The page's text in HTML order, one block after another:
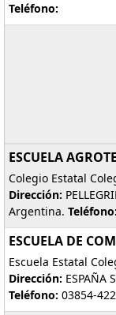
Teléfono:
ESCUELA
Colegio Estatal
Dirección:
Argentina. Teléfono:
ESCUELA DE
Escuela Estatal
Dirección: ESPAÑA
Teléfono: 03854-